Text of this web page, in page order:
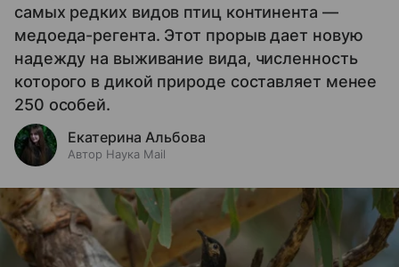
самых редких видов птиц континента —
медоеда-регента. Этот прорыв дает новую
надежду на выживание вида, численность
которого в дикой природе составляет менее
250 особей.
Екатерина Альбова
Автор Наука Mail